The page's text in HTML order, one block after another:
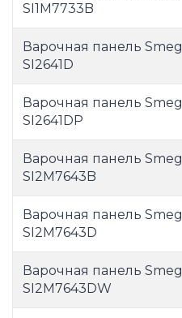
SI1M7733B
Варочная панель Smeg
SI2641D
Варочная панель Smeg
SI2641DP
Варочная панель Smeg
SI2M7643B
Варочная панель Smeg
SI2M7643D
Варочная панель Smeg
SI2M7643DW